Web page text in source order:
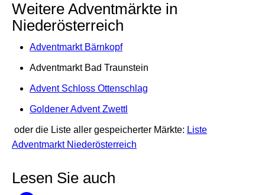
Weitere Adventmärkte in
Niederösterreich
Adventmarkt Bärnkopf
Adventmarkt Bad Traunstein
Advent Schloss Ottenschlag
Goldener Advent Zwettl
oder die Liste aller gespeicherter Märkte: Liste
Adventmarkt Niederösterreich
Lesen Sie auch